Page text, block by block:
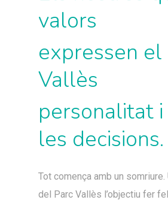
valors
expressen el
Vallès
personalitat i
les decisions.
Tot comença amb un
del Parc Vallès l’objectiu fer